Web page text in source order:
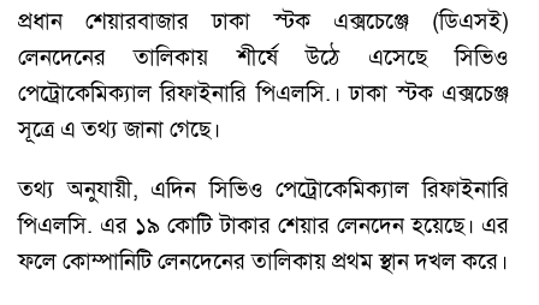
প্রধান শেয়ারবাজার ঢাকা স্টক এক্সচেঞ্জে (ডিএসই)
লেনদেনের তালিকায় শীর্ষে উঠে এসেছে সিভিও
পেট্রোকেমিক্যাল রিফাইনারি পিএলসি.। ঢাকা স্টক এক্সচেঞ্জ
সূত্রে এ তথ্য জানা গেছে।
তথ্য অনুযায়ী, এদিন সিভিও পেট্রোকেমিক্যাল রিফাইনারি
পিএলসি. এর ১৯ কোটি টাকার শেয়ার লেনদেন হয়েছে। এর
ফলে কোম্পানিটি লেনদেনের তালিকায় প্রথম স্থান দখল করে।